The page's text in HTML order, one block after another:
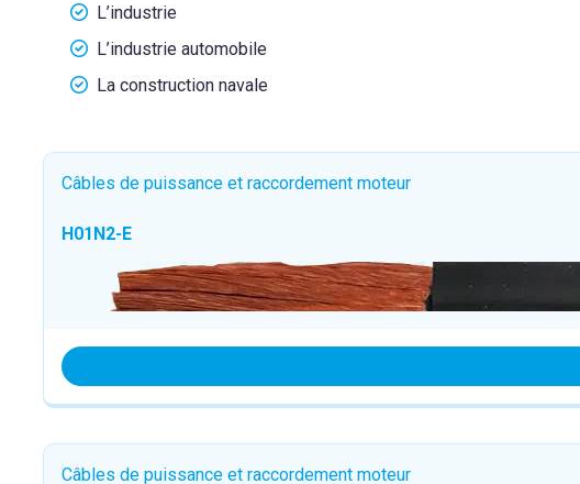
L’industrie
L’industrie automobile
La construction navale
Câbles de puissance et raccordement moteur
H01N2-E
Câbles de puissance et raccordement moteur